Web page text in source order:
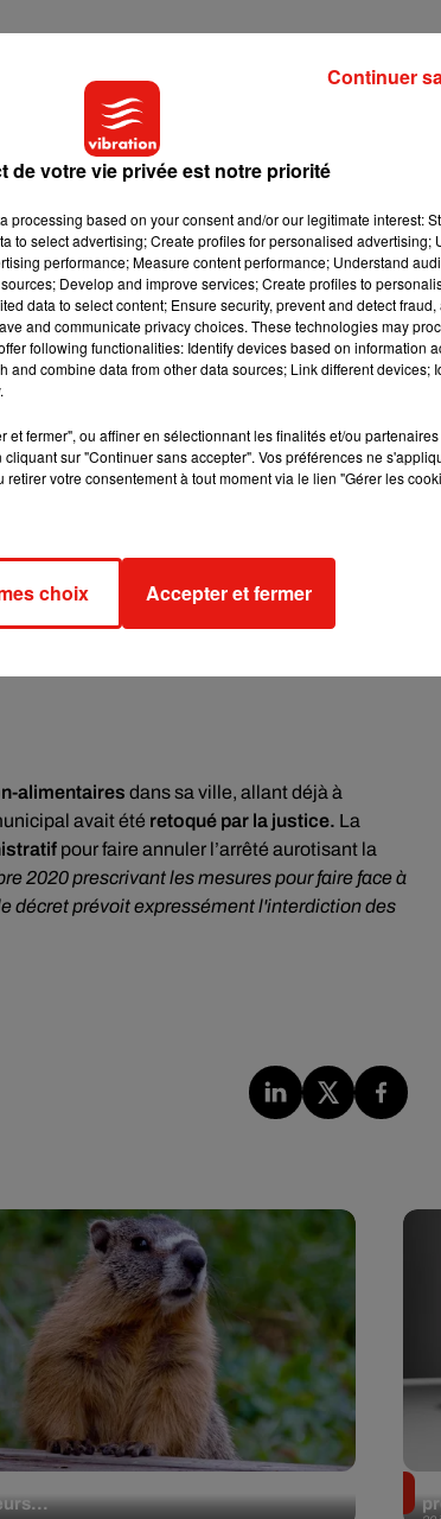
alimentaires dans sa ville, allant déjà à
avait été retoqué par la justice. La
pour faire annuler l’arrêté aurotisant la
2020 prescrivant les mesures pour faire face à
décret prévoit expressément l'interdiction des
de votre vie privée est notre priorité
processing based on your consent and/or our legitimate interest:
to select advertising; Create profiles for personalised advertising;
performance; Measure content performance; Understand
Develop and improve services; Create profiles to
data to select content; Ensure security, prevent and detect fraud,
and communicate privacy choices. These technologies may
following functionalities: Identify devices based on information
and combine data from other data sources; Link different devices;
et fermer", ou affiner en sélectionnant les finalités et/ou
sur "Continuer sans accepter". Vos préférences ne
votre consentement à tout moment via le lien "Gérer les
choix Accepter et fermer
Continuer